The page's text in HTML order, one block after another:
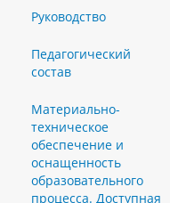
Руководство
Педагогический
состав
Материально-
техническое
обеспечение и
оснащенность
образовательного
процесса. Доступная